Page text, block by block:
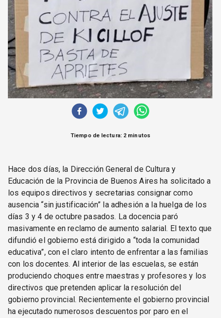
ALTAMIRA RESPONDE
Política Obrera Revista
Tiempo de lectura: 2 minutos
Hace dos días, la Dirección General de Cultura y
Educación de la Provincia de Buenos Aires ha solicitado a
los equipos directivos y secretarias consignar como
ausencia “sin justificación” la adhesión a la huelga de los
días 3 y 4 de octubre pasados. La docencia paró
masivamente en reclamo de aumento salarial. El texto que
difundió el gobierno está dirigido a “toda la comunidad
educativa”, con el claro intento de enfrentar a las familias
con los docentes. Al interior de las escuelas, se están
produciendo choques entre maestras y profesores y los
directivos que pretenden aplicar la resolución del
gobierno provincial. Recientemente el gobierno provincial
ha ejecutado numerosos descuentos por paro en el